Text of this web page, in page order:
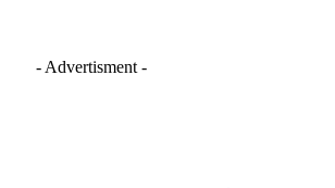
- Advertisment -